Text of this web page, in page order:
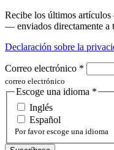
Recibe los últimos
— enviados directamente a
Declaración sobre la
Correo electrónico *
correo electrónico
Escoge una idioma *
Inglés
Español
Por favor escoge una idioma